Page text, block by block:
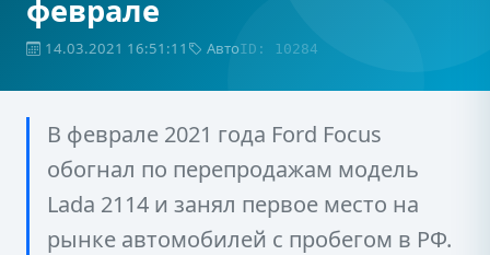
феврале
14.03.2021 16:51:11 АвтоID: 10284
В феврале 2021 года Ford Focus
обогнал по перепродажам модель
Lada 2114 и занял первое место на
рынке автомобилей с пробегом в РФ.